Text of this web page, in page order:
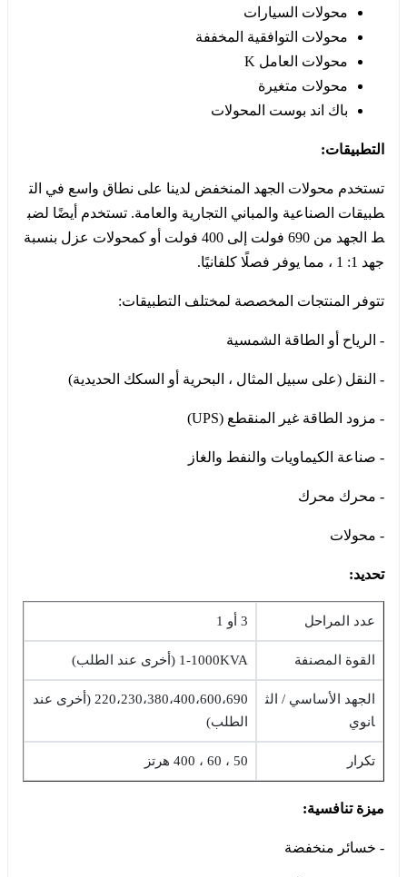
محولات السيارات
محولات التوافقية المخففة
محولات العامل K
محولات متغيرة
باك اند بوست المحولات
التطبيقات:
تستخدم محولات الجهد المنخفض لدينا على نطاق واسع في الت
طبيقات الصناعية والمباني التجارية والعامة. تستخدم أيضًا لضب
ط الجهد من 690 فولت إلى 400 فولت أو كمحولات عزل بنسبة
جهد 1: 1 ، مما يوفر فصلًا كلفانيًا.
تتوفر المنتجات المخصصة لمختلف التطبيقات:
- الرياح أو الطاقة الشمسية
- النقل (على سبيل المثال ، البحرية أو السكك الحديدية)
- مزود الطاقة غير المنقطع (UPS)
- صناعة الكيماويات والنفط والغاز
- محرك محرك
- محولات
تحديد:
عدد المراحل 3 أو 1
القوة المصنفة 1-1000KVA (أخرى عند الطلب)
الجهد الأساسي / الث
انوي
220،230،380،400،600،690 (أخرى عند
الطلب)
تكرار 50 ، 60 ، 400 هرتز
ميزة تنافسية:
- خسائر منخفضة